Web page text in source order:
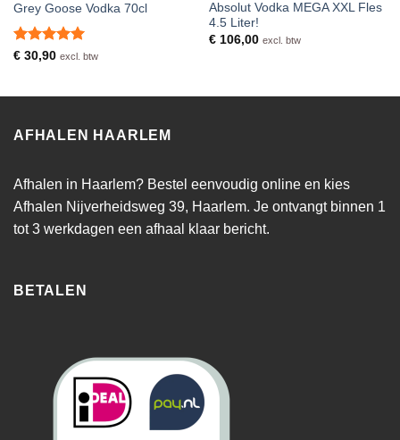
Grey Goose Vodka 70cl
Waardering
€30,90 excl. btw
Absolut Vodka MEGA XXL Fles
4.5 Liter!
€106,00 excl. btw
AFHALEN HAARLEM
Afhalen in Haarlem? Bestel eenvoudig online en kies
Afhalen Nijverheidsweg 39, Haarlem. Je ontvangt binnen 1
tot 3 werkdagen een afhaal klaar bericht.
BETALEN